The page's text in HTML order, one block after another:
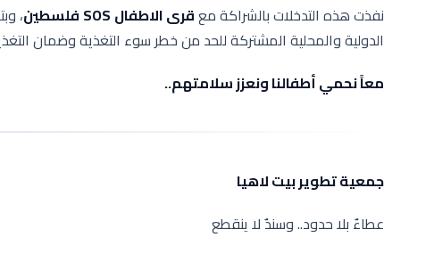
نفذت هذه التدخلات بالشراكة معقرى الاطفال SOS فلسطين،
الدولية والمحلية المشتركة للحد من خطر سوء التغذية وضمان
معاً نحمي أطفالنا ونعزز سلامتهم..
جمعية تطوير بيت لاهيا
عطاءٌ بلا حدود.. وسندٌ لا ينقطع